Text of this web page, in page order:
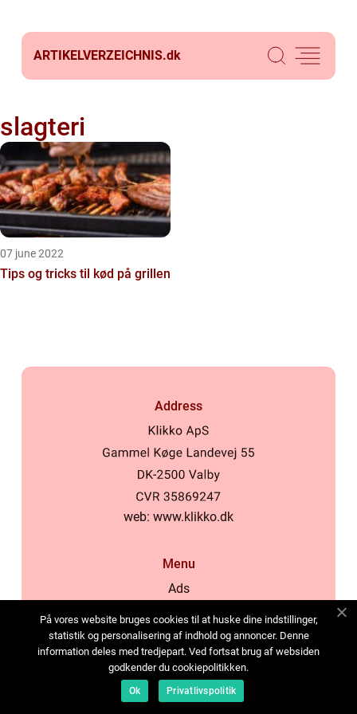
ARTIKELVERZEICHNIS.dk
slagteri
07 june 2022
Tips og tricks til kød på grillen
Address
web: www.klikko.dk
Menu
Ads
Cookies
Contact
Sitemap
På vores website bruges cookies til at huske dine indstillinger,
statistik og personalisering af indhold og annoncer. Denne
information deles med tredjepart. Ved fortsat brug af websiden
godkender du cookiepolitikken.
Ok Privatlivspolitik